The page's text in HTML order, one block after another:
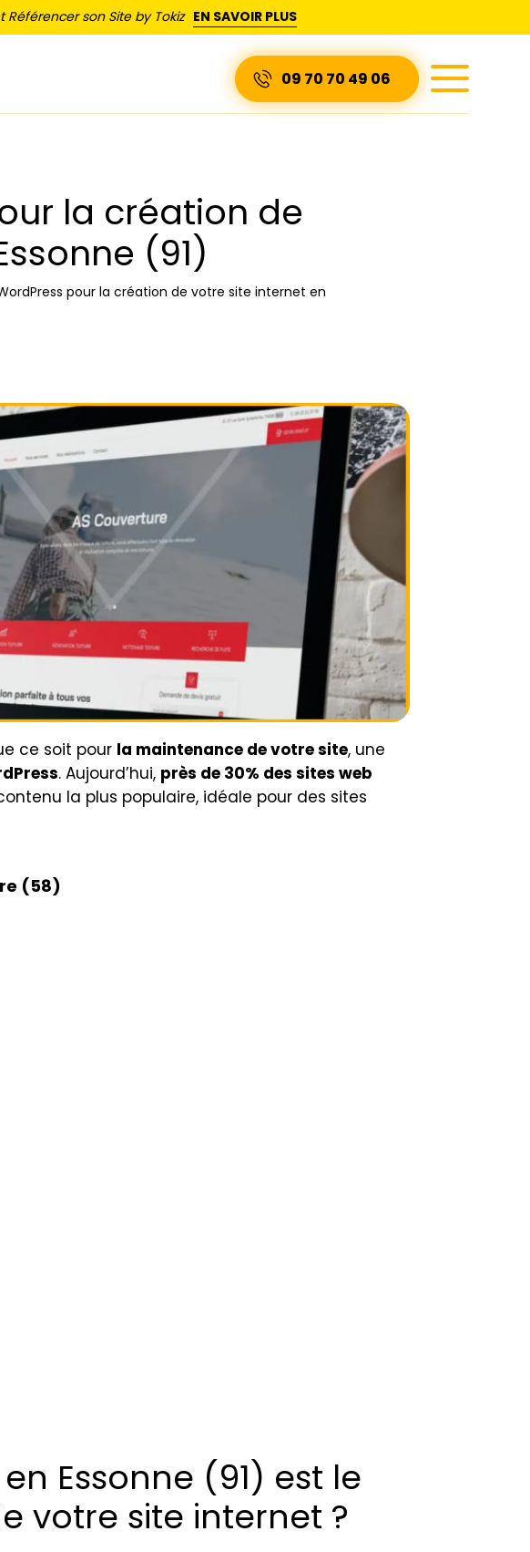
Référencer son Site by Tokiz EN SAVOIR PLUS
09 70 70 49 06
la création de
(91)
pour la création de votre site internet en
ce soit pour la maintenance de votre site, une
. Aujourd’hui, près de 30% des sites web
la plus populaire, idéale pour des sites
(58)
Essonne (91) est le
votre site internet ?